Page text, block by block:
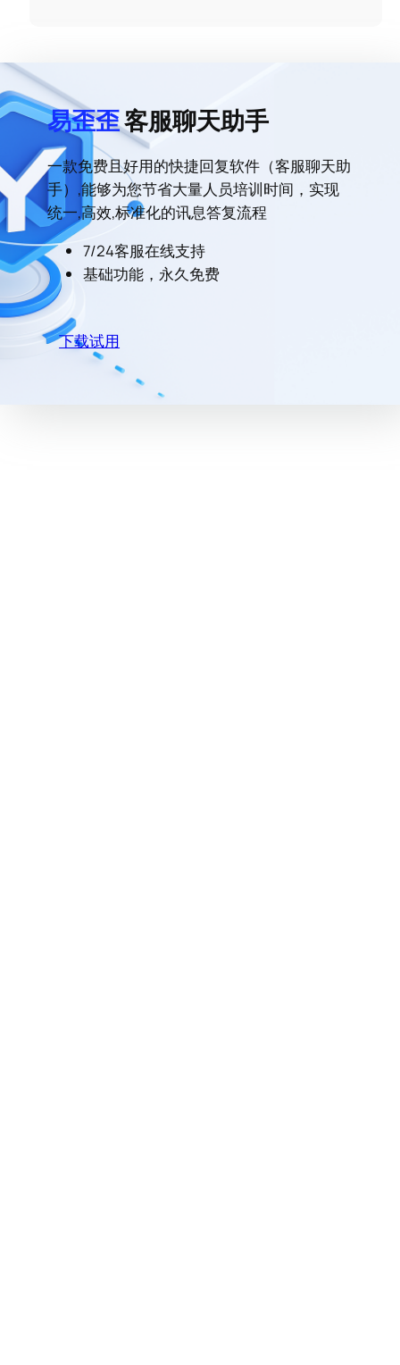
易歪歪客服聊天助手
一款免费且好用的快捷回复软件（客服聊天助
手）,能够为您节省大量人员培训时间，实现
统一,高效,标准化的讯息答复流程
7/24客服在线支持
基础功能，永久免费
下载试用